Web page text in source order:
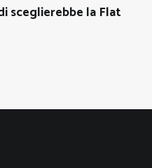
sceglierebbe la Flat